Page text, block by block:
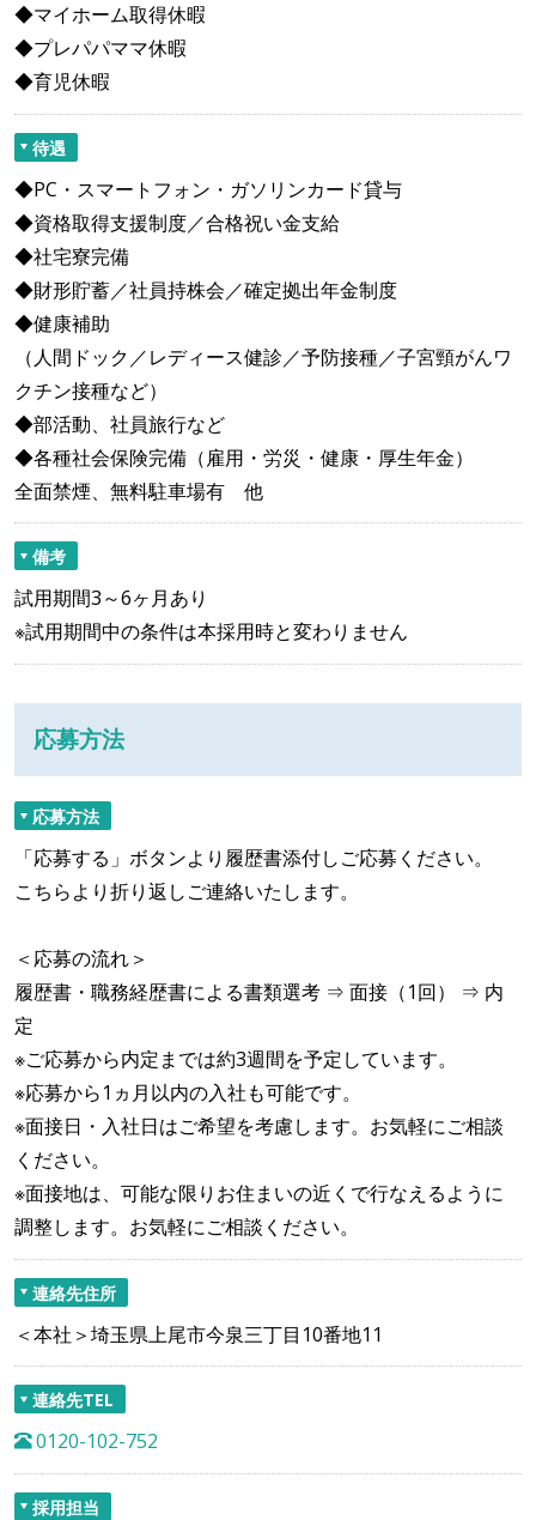
◆マイホーム取得休暇
◆プレパパママ休暇
◆育児休暇
待遇
◆PC・スマートフォン・ガソリンカード貸与
◆資格取得支援制度／合格祝い金支給
◆社宅寮完備
◆財形貯蓄／社員持株会／確定拠出年金制度
◆健康補助
（人間ドック／レディース健診／予防接種／子宮頸がんワ
クチン接種など）
◆部活動、社員旅行など
◆各種社会保険完備（雇用・労災・健康・厚生年金）
全面禁煙、無料駐車場有 他
備考
試用期間3～6ヶ月あり
※試用期間中の条件は本採用時と変わりません
応募方法
応募方法
「応募する」ボタンより履歴書添付しご応募ください。
こちらより折り返しご連絡いたします。
＜応募の流れ＞
履歴書・職務経歴書による書類選考 ⇒ 面接（1回） ⇒ 内
定
※ご応募から内定までは約3週間を予定しています。
※応募から1ヵ月以内の入社も可能です。
※面接日・入社日はご希望を考慮します。お気軽にご相談
ください。
※面接地は、可能な限りお住まいの近くで行なえるように
調整します。お気軽にご相談ください。
連絡先住所
＜本社＞埼玉県上尾市今泉三丁目10番地11
連絡先TEL
0120-102-752
採用担当